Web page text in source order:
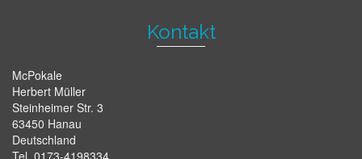
Kontakt
McPokale
Herbert Müller
Steinheimer Str. 3
63450 Hanau
Deutschland